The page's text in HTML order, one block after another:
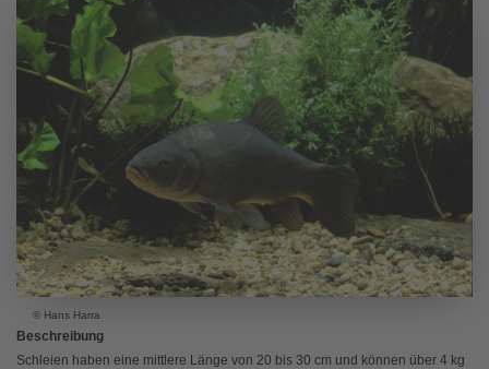
© Hans Harra
Beschreibung
Schleien haben eine mittlere Länge von 20 bis 30 cm und können über 4 kg